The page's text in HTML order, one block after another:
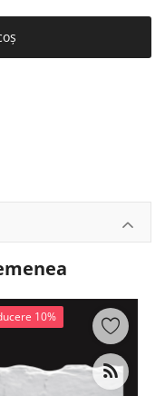
10%